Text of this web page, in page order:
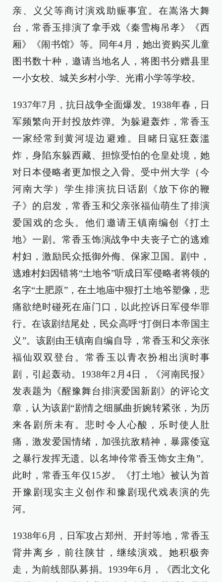
亲、义父等商讨演戏助赈事宜。在嵩洛大舞
台，常香玉排演了拿手戏《秦雪梅吊孝》《西
厢》《闹书馆》等。同年4月，她出资购买儿童
图书数十种，邀请当地名人，将图书分赠县里
一小女校、城关乡村小学、光甫小学等学校。
1937年7月，抗日战争全面爆发。1938年春，日
军频繁向开封投放炸弹。为躲避轰炸，常香玉
一家经常到黄河堤边避难。目睹日寇狂轰滥
炸，身陷东躲西藏、担惊受怕的仓皇处境，她
对日本侵略者更加恨之入骨。受中州大学（今
河南大学）学生排演抗日话剧《放下你的鞭
子》的启发，常香玉和父亲张福仙萌生了排演
爱国戏的念头。他们邀请王镇南编创《打土
地》一剧。常香玉饰演战争中夫丧子亡的逃难
村妇，激励民众抵御外侮、保家卫国。剧中，
逃难村妇因错将“土地爷”听成日军侵略者将领的
名字“土肥原”，在土地庙中狠打土地爷塑像，悲
痛欲绝时碰死在庙门口，以此控诉日军侵华罪
行。在该剧结尾处，民众高呼“打倒日本帝国主
义”。该剧由王镇南自编自导，常香玉和父亲张
福仙双双登台。常香玉以青衣扮相出演时事
剧，引起轰动。1938年2月4日，《河南民报》
发表题为《醒豫舞台排演爱国新剧》的评论文
章，认为该剧“剧情之细腻曲折婉转紧张，为历
来各剧所未有。悲时令人心酸，乐时使人肚
痛，激发爱国情绪，加强抗敌精神，暴露倭寇
之暴行发挥无遗。以名坤伶常香玉饰女主角”。
此时，常香玉年仅15岁。《打土地》被认为首
开豫剧现实主义创作和豫剧现代戏表演的先
河。
1938年6月，日军攻占郑州、开封等地，常香玉
背井离乡，前往陕甘，继续演戏。她积极奔
走，为前线部队募捐。1939年6月，《西北文化